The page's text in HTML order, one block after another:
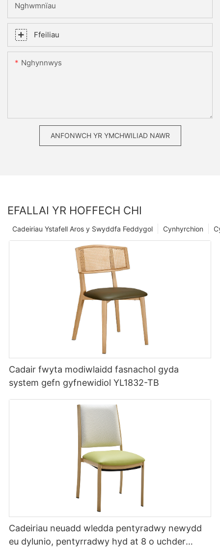
Nghwmnïau
Ffeiliau
Nghynnwys
ANFONWCH YR YMCHWILIAD NAWR
EFALLAI YR HOFFECH CHI
Cynhyrchion
Cadeiriau Ystafell Aros y Swyddfa Feddygol
Cadair fwyta modiwlaidd fasnachol gyda
system gefn gyfnewidiol YL1832-TB
Cadeiriau neuadd wledda pentyradwy newydd
eu dylunio, pentyrradwy hyd at 8 o uchder